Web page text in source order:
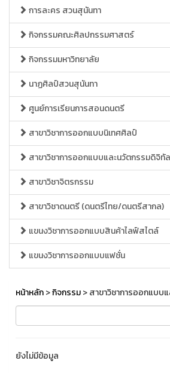
การละคร สวนสุนันทา
กิจกรรมคณะศิลปกรรมศาสตร์
กิจกรรมมหาวิทยาลัย
นาฏศิลป์สวนสุนันทา
ศูนย์การเรียนการสอนดนตรี
สาขาวิชาการออกแบบนิเทศศิลป์
สาขาวิชาการออกแบบและนวัตกรรมดิจิทัล
สาขาวิชาจิตรกรรม
สาขาวิชาดนตรี (ดนตรีไทย/ดนตรีสากล)
แขนงวิชาการออกแบบสินค้าไลฟ์สไตล์
แขนงวิชาการออกแบบแฟชั่น
หน้าหลัก>กิจกรรม> สาขาวิชาการออกแบบ
ยังไม่มีข้อมูล